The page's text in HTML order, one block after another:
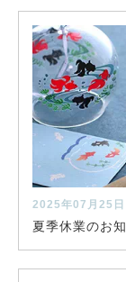
2025年07月25日
夏季休業のお